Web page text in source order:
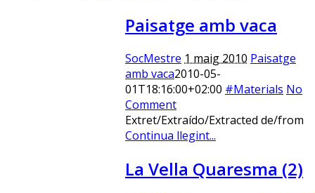
Paisatge amb vaca
SocMestre 1 maig 2010 Paisatge
amb vaca2010-05-
01T18:16:00+02:00 #Materials No
Comment
Extret/Extraído/Extracted de/from
Continua llegint...
La Vella Quaresma (2)